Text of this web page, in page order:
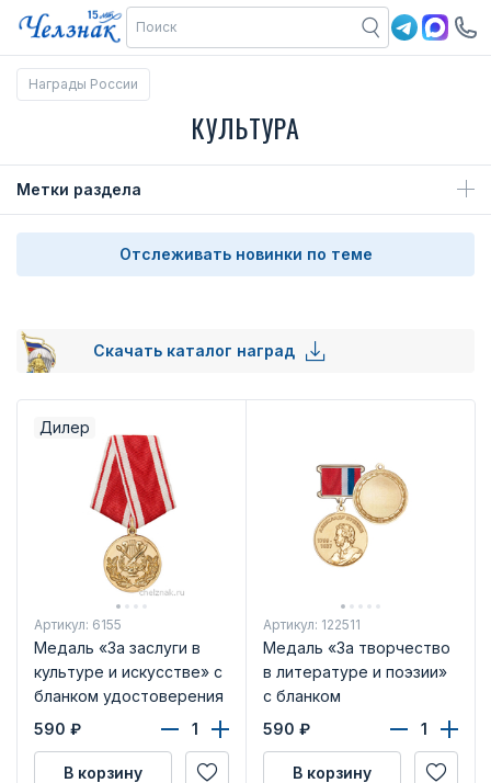
Награды России
КУЛЬТУРА
Метки раздела
Отслеживать новинки по теме
Скачать каталог наград
Дилер
Артикул: 6155
Медаль «За заслуги в
культуре и искусстве» с
бланком удостоверения
590 ₽
В корзину
Артикул: 122511
Медаль «За творчество
в литературе и поэзии»
с бланком
удостоверения
590 ₽
В корзину